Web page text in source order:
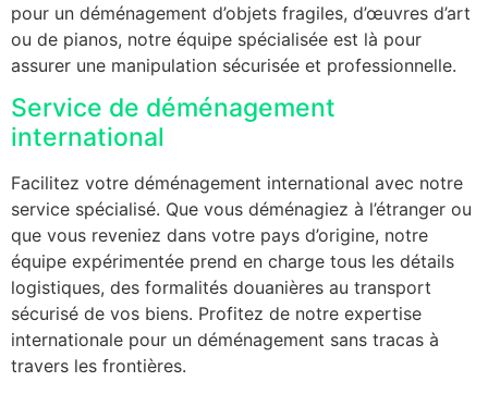
pour un déménagement d’objets fragiles, d’œuvres d’art
ou de pianos, notre équipe spécialisée est là pour
assurer une manipulation sécurisée et professionnelle.
Service de déménagement
international
Facilitez votre déménagement international avec notre
service spécialisé. Que vous déménagiez à l’étranger ou
que vous reveniez dans votre pays d’origine, notre
équipe expérimentée prend en charge tous les détails
logistiques, des formalités douanières au transport
sécurisé de vos biens. Profitez de notre expertise
internationale pour un déménagement sans tracas à
travers les frontières.